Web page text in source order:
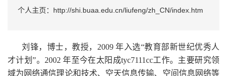
个人主页：http://shi.buaa.edu.cn/liufeng/zh_CN/index.htm
刘锋，博士，教授，2009 年入选“教育部新世纪优秀人
才计划”。2002 年至今在太阳成tyc7111cc工作。主要研究领
域为网络通信理论和技术、空天信息传输、空间信息网络等